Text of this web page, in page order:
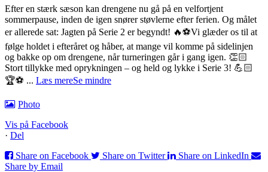
Efter en stærk sæson kan drengene nu gå på en velfortjent
sommerpause, inden de igen snører støvlerne efter ferien. Og målet
er allerede sat: Jagten på Serie 2 er begyndt! 🔥⚽️Vi glæder os til at
følge holdet i efteråret og håber, at mange vil komme på sidelinjen
og bakke op om drengene, når turneringen går i gang igen. 👏🏻
Stort tillykke med oprykningen – og held og lykke i Serie 3! 💪🏻
🏆⚽️ ... Læs mereSe mindre
Photo
Vis på Facebook
· Del
Share on Facebook
Share on Twitter
Share on LinkedIn
Share by Email